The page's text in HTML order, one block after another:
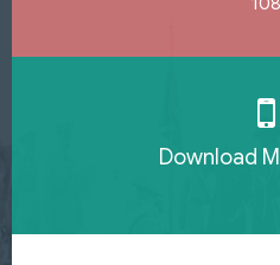
Download